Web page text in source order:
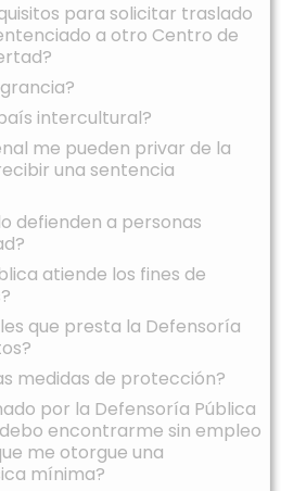
para solicitar traslado
a otro Centro de
intercultural?
me pueden privar de la
una sentencia
defienden a personas
atiende los fines de
que presta la Defensoría
medidas de protección?
por la Defensoría Pública
encontrarme sin empleo
me otorgue una
mínima?